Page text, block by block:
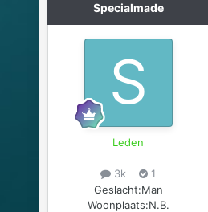
Specialmade
Leden
3k
1
Geslacht:Man
Woonplaats:N.B.